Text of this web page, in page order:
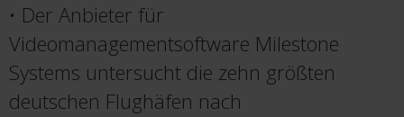
• Der Anbieter für
Videomanagementsoftware Milestone
Systems untersucht die zehn größten
deutschen Flughäfen nach